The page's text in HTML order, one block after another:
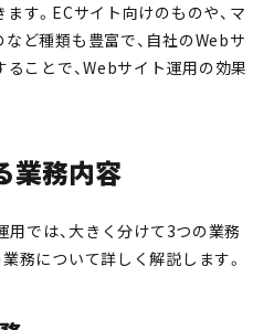
す。ECサイト向けのものや、マ
ど種類も豊富で、自社のWebサ
ことで、Webサイト運用の効果
業務内容
では、大きく分けて3つの業務
務について詳しく解説します。